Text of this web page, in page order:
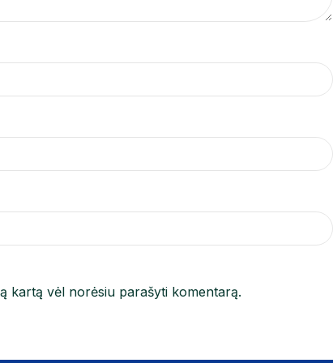
kartą vėl norėsiu parašyti komentarą.